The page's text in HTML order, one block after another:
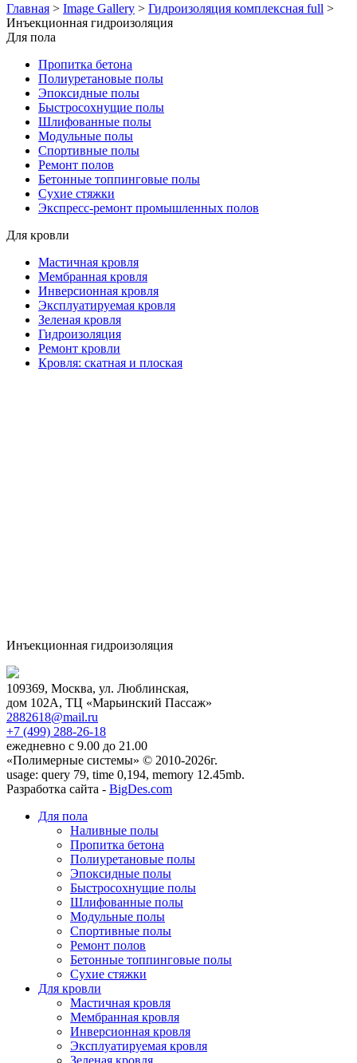
Главная > Image Gallery > Гидроизоляция комплексная full >
Инъекционная гидроизоляция
Для пола
Пропитка бетона
Полиуретановые полы
Эпоксидные полы
Быстросохнущие полы
Шлифованные полы
Модульные полы
Спортивные полы
Ремонт полов
Бетонные топпинговые полы
Сухие стяжки
Экспресс-ремонт промышленных полов
Для кровли
Мастичная кровля
Мембранная кровля
Инверсионная кровля
Эксплуатируемая кровля
Зеленая кровля
Гидроизоляция
Ремонт кровли
Кровля: скатная и плоская
Инъекционная гидроизоляция
109369, Москва, ул. Люблинская,
дом 102А, ТЦ «Марьинский Пассаж»
2882618@mail.ru
+7 (499) 288-26-18
ежедневно с 9.00 до 21.00
«Полимерные системы» © 2010-2026г.
usage: query 79, time 0,194, memory 12.45mb.
Разработка сайта - BigDes.com
Для пола
Наливные полы
Пропитка бетона
Полиуретановые полы
Эпоксидные полы
Быстросохнущие полы
Шлифованные полы
Модульные полы
Спортивные полы
Ремонт полов
Бетонные топпинговые полы
Сухие стяжки
Для кровли
Мастичная кровля
Мембранная кровля
Инверсионная кровля
Эксплуатируемая кровля
Зеленая кровля